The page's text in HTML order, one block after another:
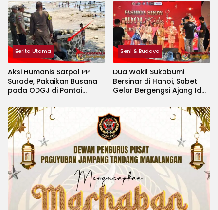
Berita Utama
Aksi Humanis Satpol PP
Surade, Pakaikan Busana
pada ODGJ di Pantai
Seni & Budaya
Dua Wakil Sukabumi
Bersinar di Hanoi, Sabet
Gelar Bergengsi Ajang Idol